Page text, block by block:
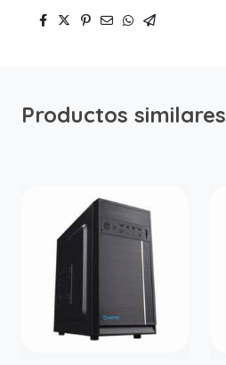
Productos similares